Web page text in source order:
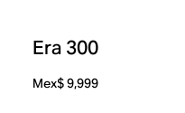
Era 300
Mex$ 9,999